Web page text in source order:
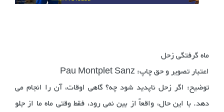
ماه گرفتگی زحل
اعتبار تصویر و حق چاپ: Pau Montplet Sanz
توضیح: اگر زحل ناپدید شود چه؟ گاهی اوقات، آن را انجام می
دهد. با این حال، واقعاً از بین نمی رود، فقط وقتی ماه ما از جلو